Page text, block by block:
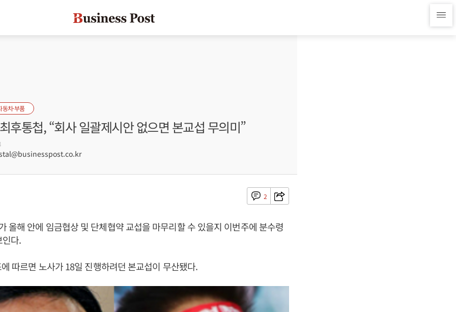
동차·부품
후통첩, “회사 일괄제시안 없으면 본교섭 무의미”
2
올해 안에 임금협상 및 단체협약 교섭을 마무리할 수 있을지 이번주에 분수령
다.
따르면 노사가 18일 진행하려던 본교섭이 무산됐다.